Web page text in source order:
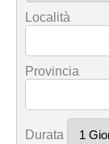
Località
Provincia
Durata